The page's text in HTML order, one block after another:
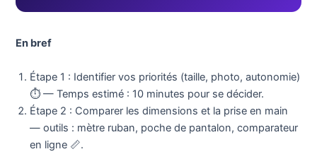
En bref
Étape 1 : Identifier vos priorités (taille, photo, autonomie)
⏱️ — Temps estimé : 10 minutes pour se décider.
Étape 2 : Comparer les dimensions et la prise en main
— outils : mètre ruban, poche de pantalon, comparateur
en ligne 📏.